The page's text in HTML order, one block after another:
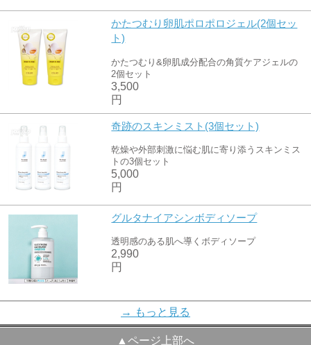
かたつむり卵肌ポロポロジェル(2個セッ
ト)
かたつむり&卵肌成分配合の角質ケアジェルの
2個セット
3,500
円
奇跡のスキンミスト(3個セット)
乾燥や外部刺激に悩む肌に寄り添うスキンミス
トの3個セット
5,000
円
グルタナイアシンボディソープ
透明感のある肌へ導くボディソープ
2,990
円
ドクターディープ奇跡のオールインワン
歯磨き
→ もっと見る
▲ページ上部へ